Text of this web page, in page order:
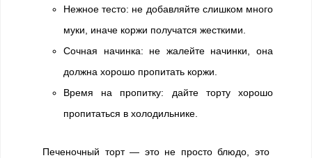
Нежное тесто: не добавляйте слишком много
муки, иначе коржи получатся жесткими.
Сочная начинка: не жалейте начинки, она
должна хорошо пропитать коржи.
Время на пропитку: дайте торту хорошо
пропитаться в холодильнике.
Печеночный торт — это не просто блюдо, это